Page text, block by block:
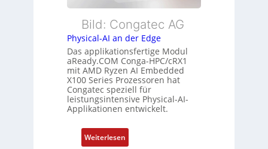
u
n
g
n
g
E
h
e
r
c
a
t
-
r
c
Bild: Congatec AG
Physical-AI an der Edge
Das applikationsfertige Modul
aReady.COM Conga-HPC/cRX1
mit AMD Ryzen AI Embedded
X100 Series Prozessoren hat
Congatec speziell für
leistungsintensive Physical-AI-
Applikationen entwickelt.
Weiterlesen: